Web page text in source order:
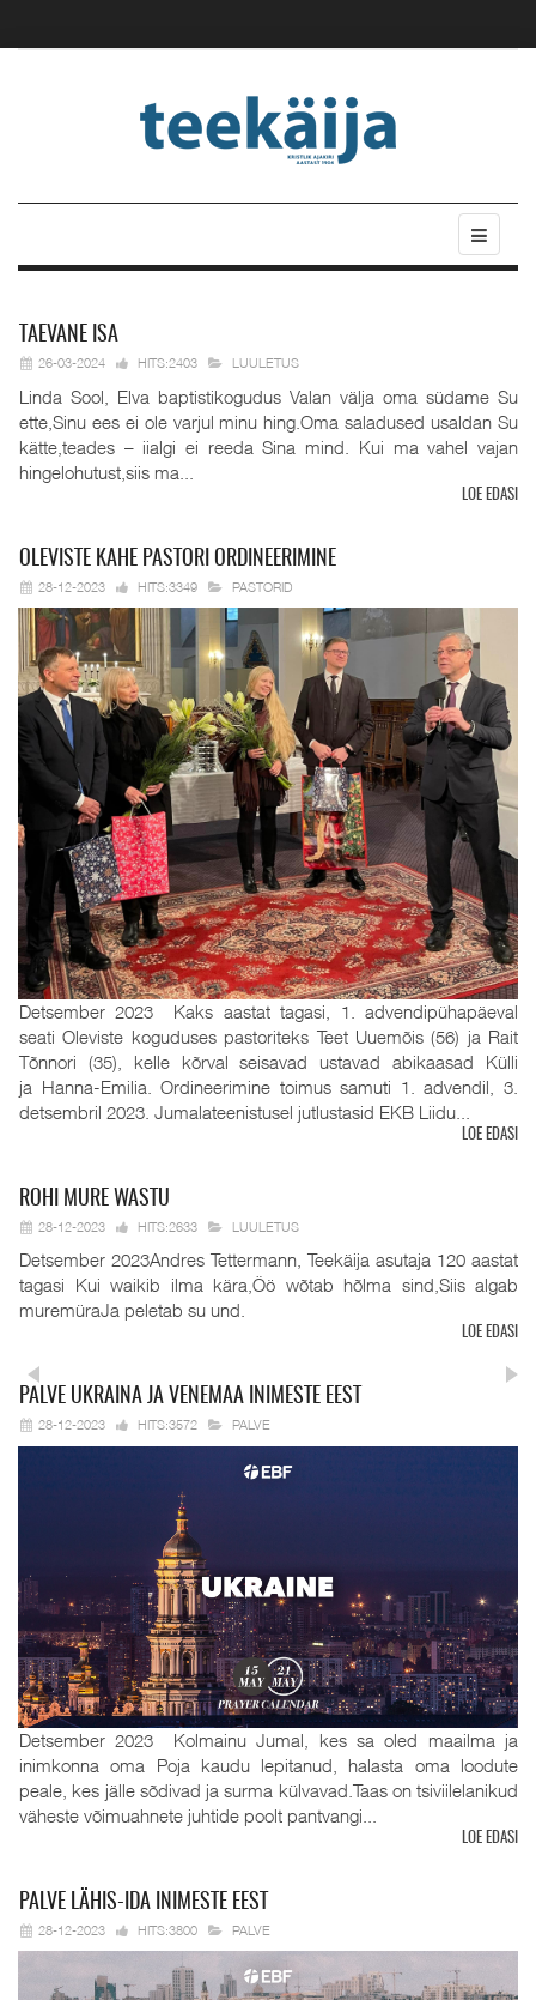
TAEVANE ISA
26-03-2024 HITS:2403 LUULETUS
Linda Sool, Elva baptistikogudus Valan välja oma südame Su
ette,Sinu ees ei ole varjul minu hing.Oma saladused usaldan Su
kätte,teades – iialgi ei reeda Sina mind. Kui ma vahel vajan
hingelohutust,siis ma...
LOE EDASI
OLEVISTE KAHE PASTORI ORDINEERIMINE
28-12-2023 HITS:3349 PASTORID
Detsember 2023 Kaks aastat tagasi, 1. advendipühapäeval
seati Oleviste koguduses pastoriteks Teet Uuemõis (56) ja Rait
Tõnnori (35), kelle kõrval seisavad ustavad abikaasad Külli
ja Hanna-Emilia. Ordineerimine toimus samuti 1. advendil, 3.
detsembril 2023. Jumalateenistusel jutlustasid EKB Liidu...
LOE EDASI
ROHI MURE WASTU
28-12-2023 HITS:2633 LUULETUS
Detsember 2023Andres Tettermann, Teekäija asutaja 120 aastat
tagasi Kui waikib ilma kära,Öö wõtab hõlma sind,Siis algab
muremüraJa peletab su und.
LOE EDASI
PALVE UKRAINA JA VENEMAA INIMESTE EEST
28-12-2023 HITS:3572 PALVE
Detsember 2023 Kolmainu Jumal, kes sa oled maailma ja
inimkonna oma Poja kaudu lepitanud, halasta oma loodute
peale, kes jälle sõdivad ja surma külvavad.Taas on tsiviilelanikud
väheste võimuahnete juhtide poolt pantvangi...
LOE EDASI
PALVE LÄHIS-IDA INIMESTE EEST
28-12-2023 HITS:3800 PALVE